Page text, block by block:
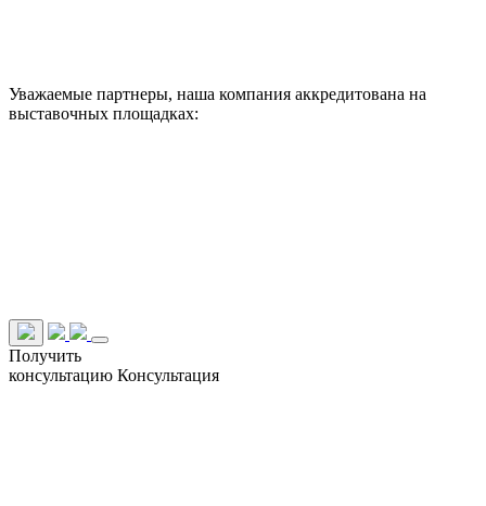
Уважаемые партнеры, наша компания аккредитована на
выставочных площадках:
Получить
консультацию Консультация